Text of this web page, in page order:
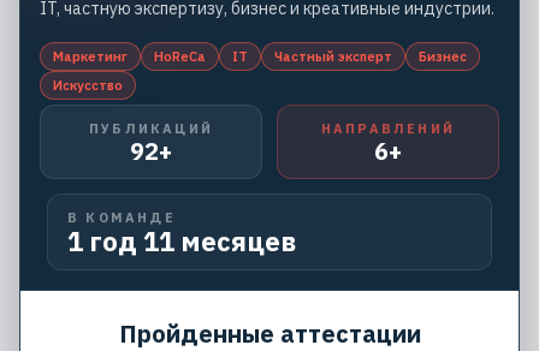
IT, частную экспертизу, бизнес и креативные индустрии.
Маркетинг HoReCa IT Частный эксперт
Бизнес
Искусство
ПУБЛИКАЦИЙ
92+
НАПРАВЛЕНИЙ
6+
В КОМАНДЕ
1 год 11 месяцев
Пройденные аттестации